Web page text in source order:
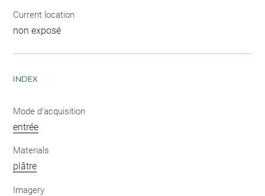
Current location
non exposé
INDEX
Mode d'acquisition
entrée
Materials
plâtre
Imagery